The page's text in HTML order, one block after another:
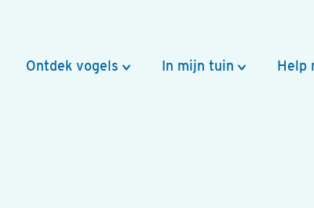
Ontdek vogels In mijn tuin Help